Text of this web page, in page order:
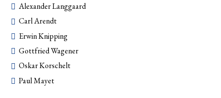
Alexander Langgaard
Carl Arendt
Erwin Knipping
Gottfried Wagener
Oskar Korschelt
Paul Mayet